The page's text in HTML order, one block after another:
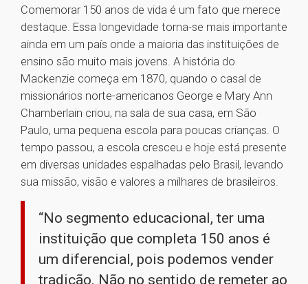
Comemorar 150 anos de vida é um fato que merece
destaque. Essa longevidade torna-se mais importante
ainda em um país onde a maioria das instituições de
ensino são muito mais jovens. A história do
Mackenzie começa em 1870, quando o casal de
missionários norte-americanos George e Mary Ann
Chamberlain criou, na sala de sua casa, em São
Paulo, uma pequena escola para poucas crianças. O
tempo passou, a escola cresceu e hoje está presente
em diversas unidades espalhadas pelo Brasil, levando
sua missão, visão e valores a milhares de brasileiros.
“No segmento educacional, ter uma
instituição que completa 150 anos é
um diferencial, pois podemos vender
tradição. Não no sentido de remeter ao